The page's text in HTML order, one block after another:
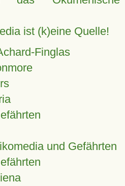
ist (k)eine Quelle!
Finglas
und Gefährten